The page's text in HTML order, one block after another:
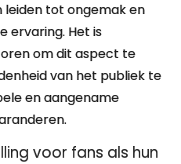
tot ongemak en
ervaring. Het is
om dit aspect te
van het publiek te
en aangename
voor fans als hun